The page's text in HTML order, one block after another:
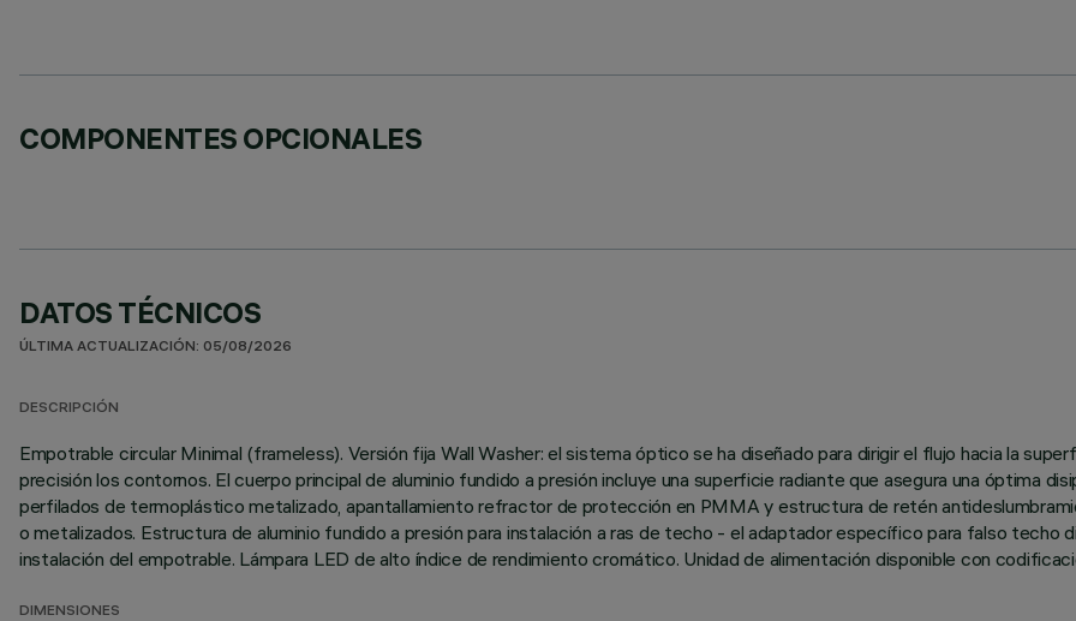
COMPONENTES OPCIONALES
DATOS TÉCNICOS
ÚLTIMA ACTUALIZACIÓN: 05/08/2026
DESCRIPCIÓN
Empotrable circular Minimal (frameless). Versión fija Wall Washer: el sistema óptico se ha diseñado para dirigir el flujo hacia la
precisión los contornos. El cuerpo principal de aluminio fundido a presión incluye una superficie radiante que asegura una óptima
perfilados de termoplástico metalizado, apantallamiento refractor de protección en PMMA y estructura de retén
o metalizados. Estructura de aluminio fundido a presión para instalación a ras de techo - el adaptador específico para falso techo
instalación del empotrable. Lámpara LED de alto índice de rendimiento cromático. Unidad de alimentación disponible con
DIMENSIONES